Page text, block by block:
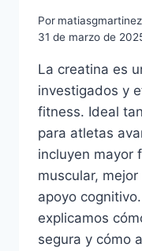
Por
31 de marzo de
La creatina es
investigados y
fitness. Ideal
para atletas
incluyen mayor
muscular,
apoyo
explicamos
segura y cómo